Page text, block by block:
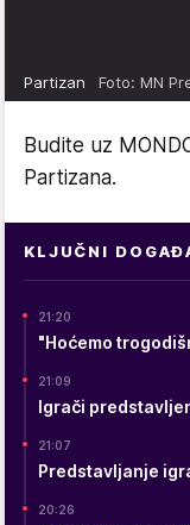
Partizan Foto: MN
Budite uz
Partizana.
KLJUČNI
21:20
"Hoćemo
21:09
Igrači
21:07
Predstavljanje
20:26